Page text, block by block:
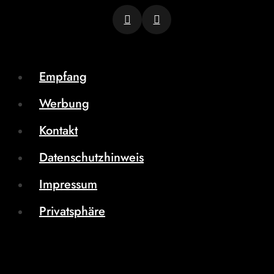
Empfang
Werbung
Kontakt
Datenschutzhinweis
Impressum
Privatsphäre